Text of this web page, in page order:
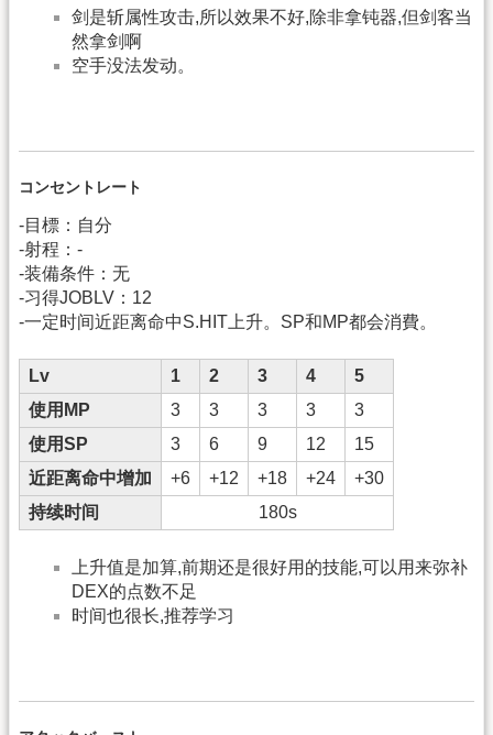
剑是斩属性攻击,所以效果不好,除非拿钝器,但剑客当
然拿剑啊
空手没法发动。
コンセントレート
-目標：自分
-射程：-
-装備条件：无
-习得JOBLV：12
-一定时间近距离命中S.HIT上升。SP和MP都会消費。
Lv 1 2 3 4
5
使用MP
3 3 3 3
3
使用SP
3 6 9 12
15
近距离命中增加
+6 +12 +18 +24
+30
持续时间
180s
上升值是加算,前期还是很好用的技能,可以用来弥补
DEX的点数不足
时间也很长,推荐学习